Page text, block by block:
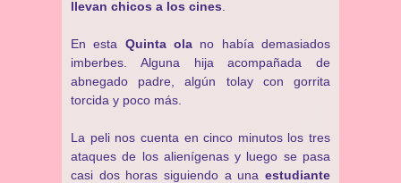
llevan chicos a los cines
En esta Quinta ola no había demasiados
imberbes. Alguna hija acompañada de
abnegado padre, algún tolay con gorrita
torcida y poco más.
La peli nos cuenta en cinco minutos los tres
ataques de los alienígenas y luego se pasa
casi dos horas siguiendo a una estudiante